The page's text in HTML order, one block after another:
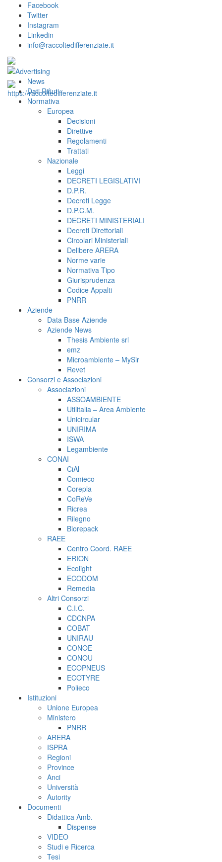
Facebook
Twitter
Instagram
Linkedin
info@raccoltedifferenziate.it
News
Dati Rifiuti
Normativa
Europea
Decisioni
Direttive
Regolamenti
Trattati
Nazionale
Leggi
DECRETI LEGISLATIVI
D.P.R.
Decreti Legge
D.P.C.M.
DECRETI MINISTERIALI
Decreti Direttoriali
Circolari Ministeriali
Delibere ARERA
Norme varie
Normativa Tipo
Giurisprudenza
Codice Appalti
PNRR
Aziende
Data Base Aziende
Aziende News
Thesis Ambiente srl
emz
Microambiente – MySir
Revet
Consorzi e Associazioni
Associazioni
ASSOAMBIENTE
Utilitalia – Area Ambiente
Unicircular
UNIRIMA
ISWA
Legambiente
CONAI
CiAl
Comieco
Corepla
CoReVe
Ricrea
Rilegno
Biorepack
RAEE
Centro Coord. RAEE
ERION
Ecolight
ECODOM
Remedia
Altri Consorzi
C.I.C.
CDCNPA
COBAT
UNIRAU
CONOE
CONOU
ECOPNEUS
ECOTYRE
Polieco
Istituzioni
Unione Europea
Ministero
PNRR
ARERA
ISPRA
Regioni
Province
Anci
Università
Autority
Documenti
Didattica Amb.
Dispense
VIDEO
Studi e Ricerca
Tesi